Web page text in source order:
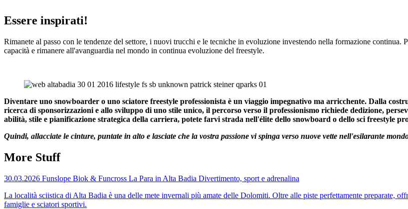
Essere inspirati!
Rimanete al passo con le tendenze del settore, i nuovi trucchi e le tecniche in evoluzione investendo nella formazione continua.
capacità e rimanere all'avanguardia nel mondo in continua evoluzione del freestyle.
Diventare uno snowboarder o uno sciatore freestyle professionista è un viaggio impegnativo ma arricchente. Dalla
ricerca di sponsorizzazioni e allo sviluppo di uno stile unico, il percorso verso il professionismo richiede dedizione,
abilità, stile e pianificazione strategica della carriera, potete farvi strada nell'élite dello snowboard o dello sci freestyle
Quindi, allacciate le cinture, puntate in alto e lasciate che la vostra passione vi spinga verso nuove vette nell'esilarante
More Stuff
30.03.2026 Funslope Biok & Funcross La Para in Alta Badia Divertimento, sport e adrenalina
La località sciistica di Alta Badia è una delle mete invernali più amate delle Dolomiti. Oltre alle piste perfettamente preparate,
famiglie e sciatori sportivi.